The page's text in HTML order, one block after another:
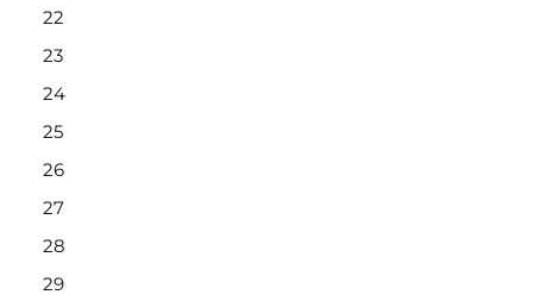
22
23
24
25
26
27
28
29